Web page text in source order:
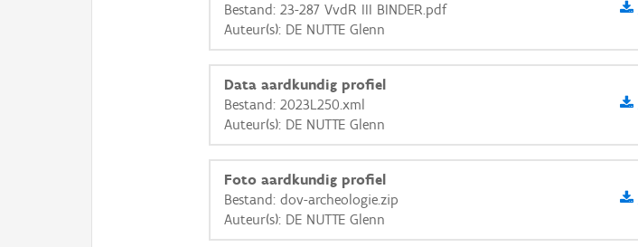
OSM-Basiskaart
Ortho
GRB-Basiskaart
GRB-Basiskaart in grijswaarden
Bestand: 23-287 VvdR III BINDER.pdf
Auteur(s): DE NUTTE Glenn
Data aardkundig profiel
Bestand: 2023L250.xml
Auteur(s): DE NUTTE Glenn
Foto aardkundig profiel
Bestand: dov-archeologie.zip
Auteur(s): DE NUTTE Glenn